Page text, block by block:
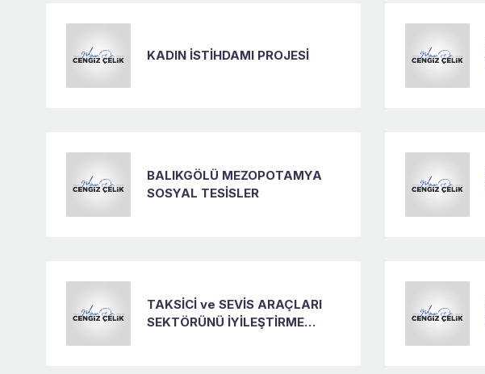
KADIN İSTİHDAMI PROJESİ
BALIKGÖLÜ MEZOPOTAMYA
SOSYAL TESİSLER
TAKSİCİ ve SEVİS ARAÇLARI
SEKTÖRÜNÜ İYİLEŞTİRME